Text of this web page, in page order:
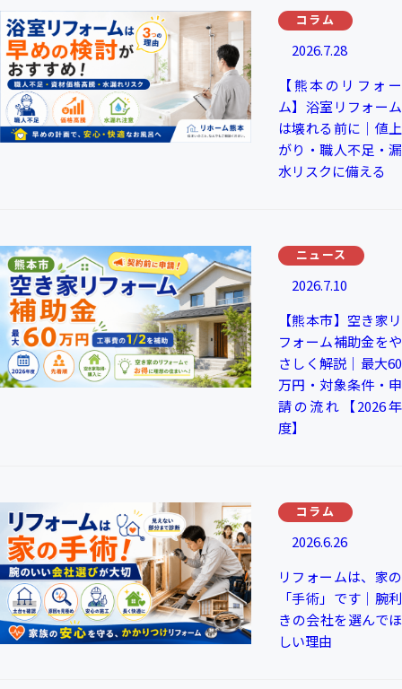
コラム
2026.7.28
【熊本のリフォー
ム】浴室リフォーム
は壊れる前に｜値上
がり・職人不足・漏
水リスクに備える
ニュース
2026.7.10
【熊本市】空き家リ
フォーム補助金をや
さしく解説｜最大60
万円・対象条件・申
請の流れ【2026年
度】
コラム
2026.6.26
リフォームは、家の
「手術」です｜腕利
きの会社を選んでほ
しい理由